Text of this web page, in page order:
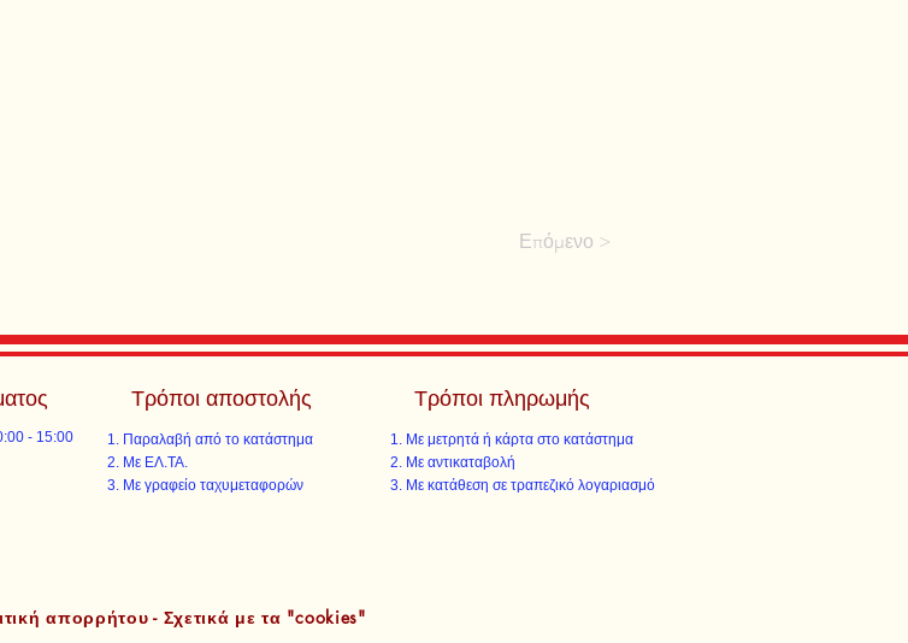
Επόμενο >
- 15:00
Τρόποι αποστολής
Παραλαβή από το κατάστημα
Με ΕΛ.ΤΑ.​​
Με γραφείο ταχυμεταφορών​
Τρόποι πληρωμής
Με μετρητά ή κάρτα στο κατάστημα
Με αντικαταβολή
Με κατάθεση σε τραπεζικό λογαριασμό
απορρήτου - Σχετικά με τα "cookies"